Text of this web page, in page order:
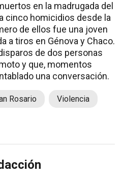
en la madrugada del
cinco homicidios desde la
de ellos fue una joven
a tiros en Génova y Chaco.
de dos personas
y que, momentos
una conversación.
Rosario Violencia